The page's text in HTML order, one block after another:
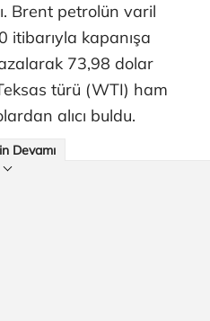
Brent petrolün varil
itibarıyla kapanışa
73,98 dolar
türü (WTI) ham
alıcı buldu.
Devamı